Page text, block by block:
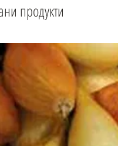
продукти